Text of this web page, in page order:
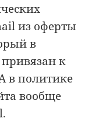
из оферты
в
к
в политике
вообще